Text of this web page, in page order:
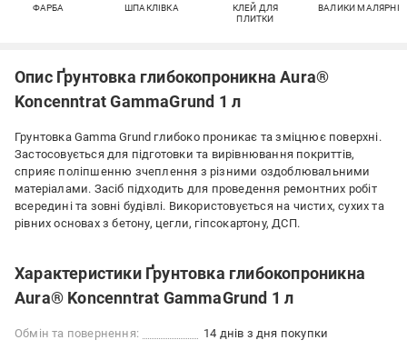
ФАРБА ШПАКЛІВКА
КЛЕЙ ДЛЯ
ПЛИТКИ
ВАЛИКИ МАЛЯРНІ
Опис Ґрунтовка глибокопроникна Aura®
Koncenntrat GammaGrund 1 л
Грунтовка Gamma Grund глибоко проникає та зміцнює поверхні.
Застосовується для підготовки та вирівнювання покриттів,
сприяє поліпшенню зчеплення з різними оздоблювальними
матеріалами. Засіб підходить для проведення ремонтних робіт
всередині та зовні будівлі. Використовується на чистих, сухих та
рівних основах з бетону, цегли, гіпсокартону, ДСП.
Характеристики Ґрунтовка глибокопроникна
Aura® Koncenntrat GammaGrund 1 л
Обмін та повернення:
14 днів з дня покупки